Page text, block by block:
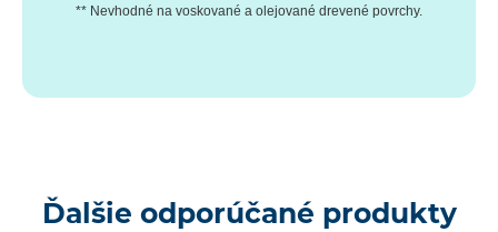
** Nevhodné na voskované a olejované drevené povrchy.
Ďalšie odporúčané produkty